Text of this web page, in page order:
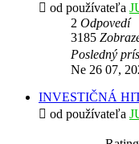
od používateľa
2 Odpovedí
3185
Posledný
Ne 26 07,
INVESTIČNÁ
od používateľa